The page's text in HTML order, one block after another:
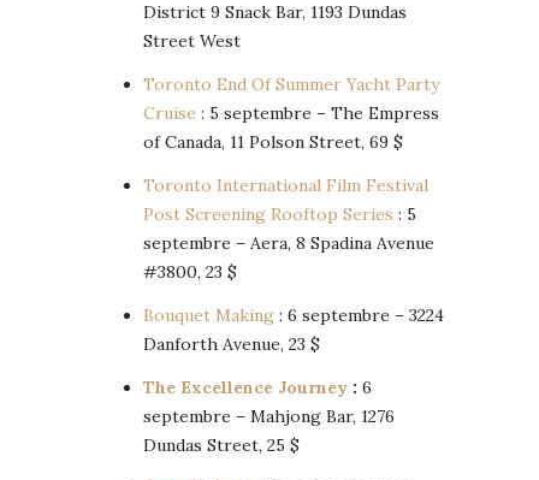
District 9 Snack Bar, 1193 Dundas
Street West
Toronto End Of Summer Yacht Party
Cruise : 5 septembre – The Empress
of Canada, 11 Polson Street, 69 $
Toronto International Film Festival
Post Screening Rooftop Series : 5
septembre – Aera, 8 Spadina Avenue
#3800, 23 $
Bouquet Making : 6 septembre – 3224
Danforth Avenue, 23 $
The Excellence Journey : 6
septembre – Mahjong Bar, 1276
Dundas Street, 25 $